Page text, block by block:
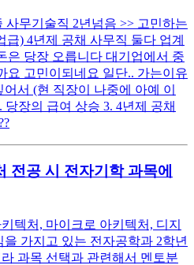
사무기술직 2년넘음 >> 고민하는
급) 4년제 공채 사무직 둘다 업계
은 당장 오릅니다 대기업에서 중
요 고민이되네요 일단.. 가는이유
서 (현 직장이 나중에 아예 이
장의 급여 상승 3. 4년제 공채
전공 시 전자기학 과목에
텍처, 마이크로 아키텍처, 디지
가지고 있는 전자공학과 2학년
과목 선택과 관련해서 멘토분